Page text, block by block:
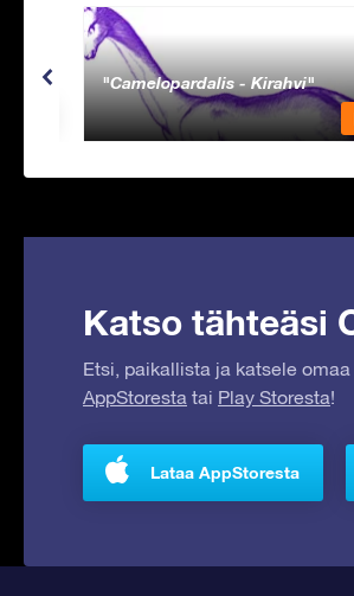
Camelopardalis - Kirahvi
Katso tähteäsi
Etsi, paikallista ja katsele
AppStoresta tai Play Storesta!
Lataa AppStoresta